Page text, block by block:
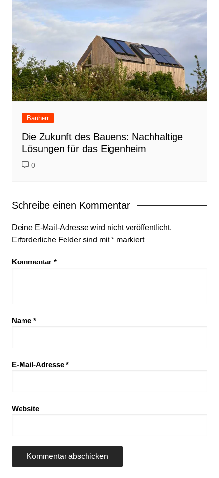
Bauherr
Die Zukunft des Bauens: Nachhaltige
Lösungen für das Eigenheim
0
Schreibe einen Kommentar
Deine E-Mail-Adresse wird nicht veröffentlicht.
Erforderliche Felder sind mit*markiert
Kommentar *
Name *
E-Mail-Adresse *
Website